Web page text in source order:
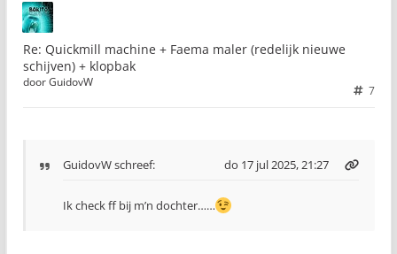
Re: Quickmill machine + Faema maler (redelijk nieuwe
schijven) + klopbak
7
doorGuidovW
GuidovWschreef: do 17 jul 2025, 21:27
Ik check ff bij m’n dochter……